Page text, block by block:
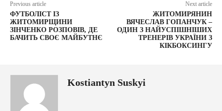
Previous article
ФУТБОЛІСТ ІЗ
ЖИТОМИРЩИНИ
ЗІНЧЕНКО РОЗПОВІВ, ДЕ
БАЧИТЬ СВОЄ МАЙБУТНЄ
Next article
ЖИТОМИРЯНИН
ВЯЧЕСЛАВ ГОПАНЧУК –
ОДИН З НАЙУСПІШНІШИХ
ТРЕНЕРІВ УКРАЇНИ З
КІКБОКСИНГУ
Kostiantyn Suskyi